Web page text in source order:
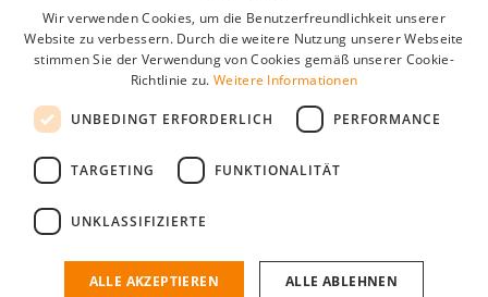
E-Mail*
Passwort
Angemeldet bleiben
Passwort vergessen?
Kostenloses Unternehmensprofil
Wenn Sie sich registriert haben, können Sie ein Unternehmensprofil
passenden Mitarbeiter zu finden.
Wir verwenden Cookies, um die Benutzerfreundlichkeit unserer
Website zu verbessern. Durch die weitere Nutzung unserer Webseite
stimmen Sie der Verwendung von Cookies gemäß unserer Cookie-
Richtlinie zu. Weitere Informationen
UNBEDINGT ERFORDERLICH PERFORMANCE
TARGETING FUNKTIONALITÄT
UNKLASSIFIZIERTE
ALLE AKZEPTIEREN ALLE ABLEHNEN